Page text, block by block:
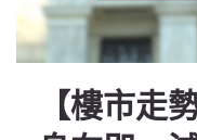
【樓市走